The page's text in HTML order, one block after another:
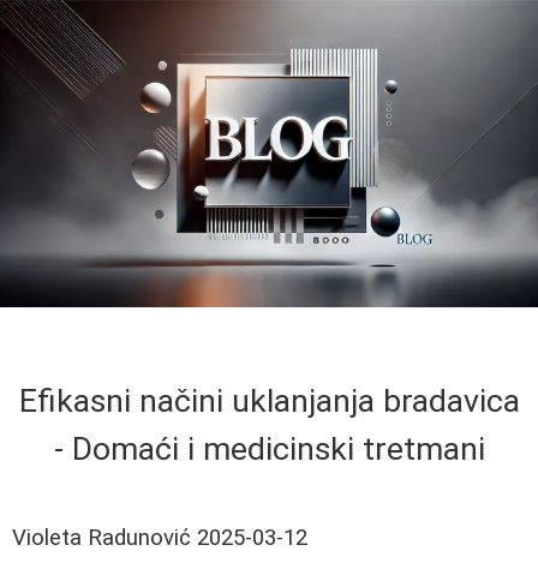
Efikasni načini uklanjanja bradavica
- Domaći i medicinski tretmani
Violeta Radunović 2025-03-12